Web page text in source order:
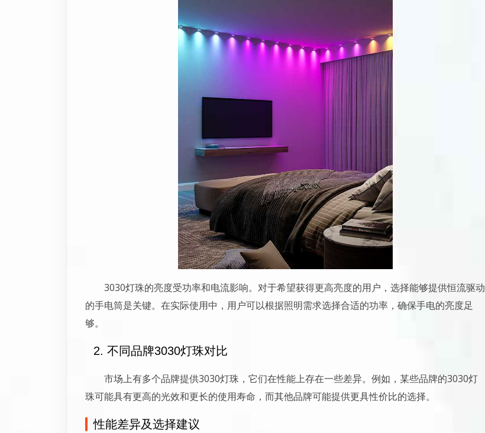
3030灯珠的亮度受功率和电流影响。对于希望获得更高亮度的用户，选择能够提供恒流驱动
的手电筒是关键。在实际使用中，用户可以根据照明需求选择合适的功率，确保手电的亮度足
够。
2. 不同品牌3030灯珠对比
市场上有多个品牌提供3030灯珠，它们在性能上存在一些差异。例如，某些品牌的3030灯
珠可能具有更高的光效和更长的使用寿命，而其他品牌可能提供更具性价比的选择。
性能差异及选择建议